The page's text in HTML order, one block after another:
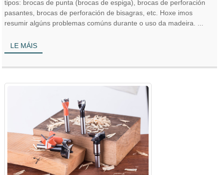
tipos: brocas de punta (brocas de espiga), brocas de perforación
pasantes, brocas de perforación de bisagras, etc. Hoxe imos
resumir algúns problemas comúns durante o uso da madeira. ...
LE MÁIS